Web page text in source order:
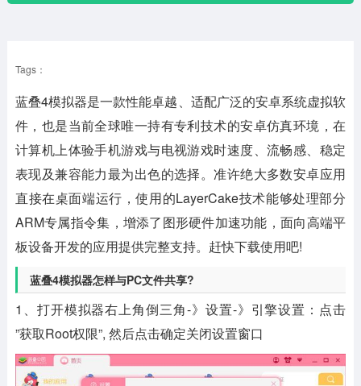
安卓其它
Tags：
蓝叠4模拟器是一款性能卓越、适配广泛的安卓系统虚拟软
件，也是当前全球唯一持有专利技术的安卓仿真环境，在
计算机上体验手机游戏与电视游戏时速度、流畅感、稳定
表现及兼容能力最为出色的选择。准许绝大多数安卓应用
直接在桌面端运行，使用的LayerCake技术能够处理部分
ARM专属指令集，增添了图形硬件加速功能，面向高端平
板设备开发的应用提供完整支持。赶快下载使用吧!
蓝叠4模拟器怎样与PC文件共享?
1、打开模拟器右上角倒三角-》设置-》引擎设置：点击
”获取Root权限”, 然后点击确定关闭设置窗口